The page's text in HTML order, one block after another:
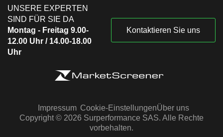
UNSERE EXPERTEN
SIND FÜR SIE DA
Montag - Freitag 9.00-
12.00 Uhr / 14.00-18.00
Uhr
Kontaktieren Sie uns
Impressum Cookie-EinstellungenÜber uns
Copyright © 2026 Surperformance SAS. Alle Rechte
vorbehalten.